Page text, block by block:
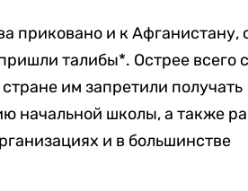
приковано и к Афганистану,
талибы*. Острее всего
им запретили получать
начальной школы, а также
и в большинстве